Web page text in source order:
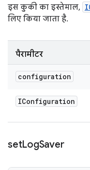
इस कुकी का इस्तेमाल,
लिए किया जाता है.
पैरामीटर
configuration
IConfiguration
setLogSaver